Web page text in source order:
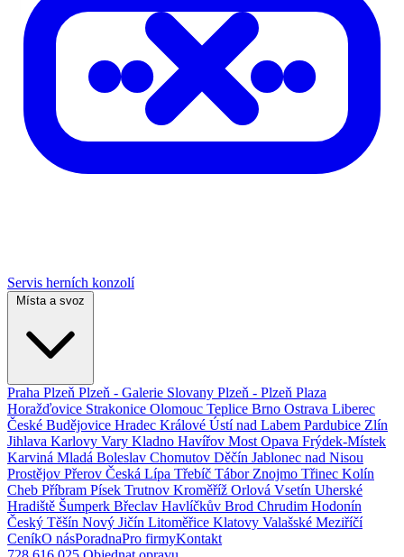
Servis herních konzolí
Místa a svoz
Praha Plzeň Plzeň - Galerie Slovany Plzeň - Plzeň Plaza
Horažďovice Strakonice Olomouc Teplice Brno Ostrava Liberec
České Budějovice Hradec Králové Ústí nad Labem Pardubice Zlín
Jihlava Karlovy Vary Kladno Havířov Most Opava Frýdek-Místek
Karviná Mladá Boleslav Chomutov Děčín Jablonec nad Nisou
Prostějov Přerov Česká Lípa Třebíč Tábor Znojmo Třinec Kolín
Cheb Příbram Písek Trutnov Kroměříž Orlová Vsetín Uherské
Hradiště Šumperk Břeclav Havlíčkův Brod Chrudim Hodonín
Český Těšín Nový Jičín Litoměřice Klatovy Valašské Meziříčí
CeníkO násPoradnaPro firmyKontakt